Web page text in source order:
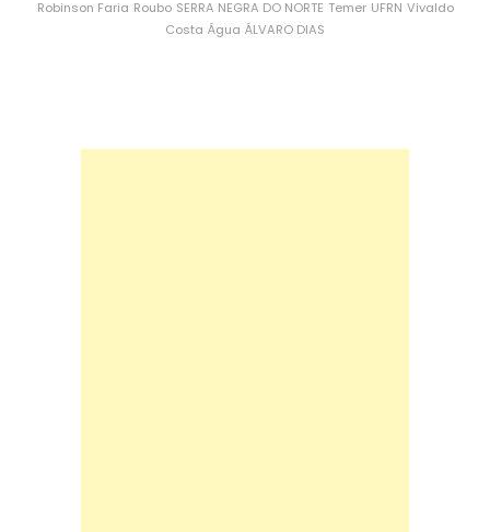
Robinson Faria Roubo SERRA NEGRA DO NORTE Temer UFRN Vivaldo
Costa Água ÁLVARO DIAS